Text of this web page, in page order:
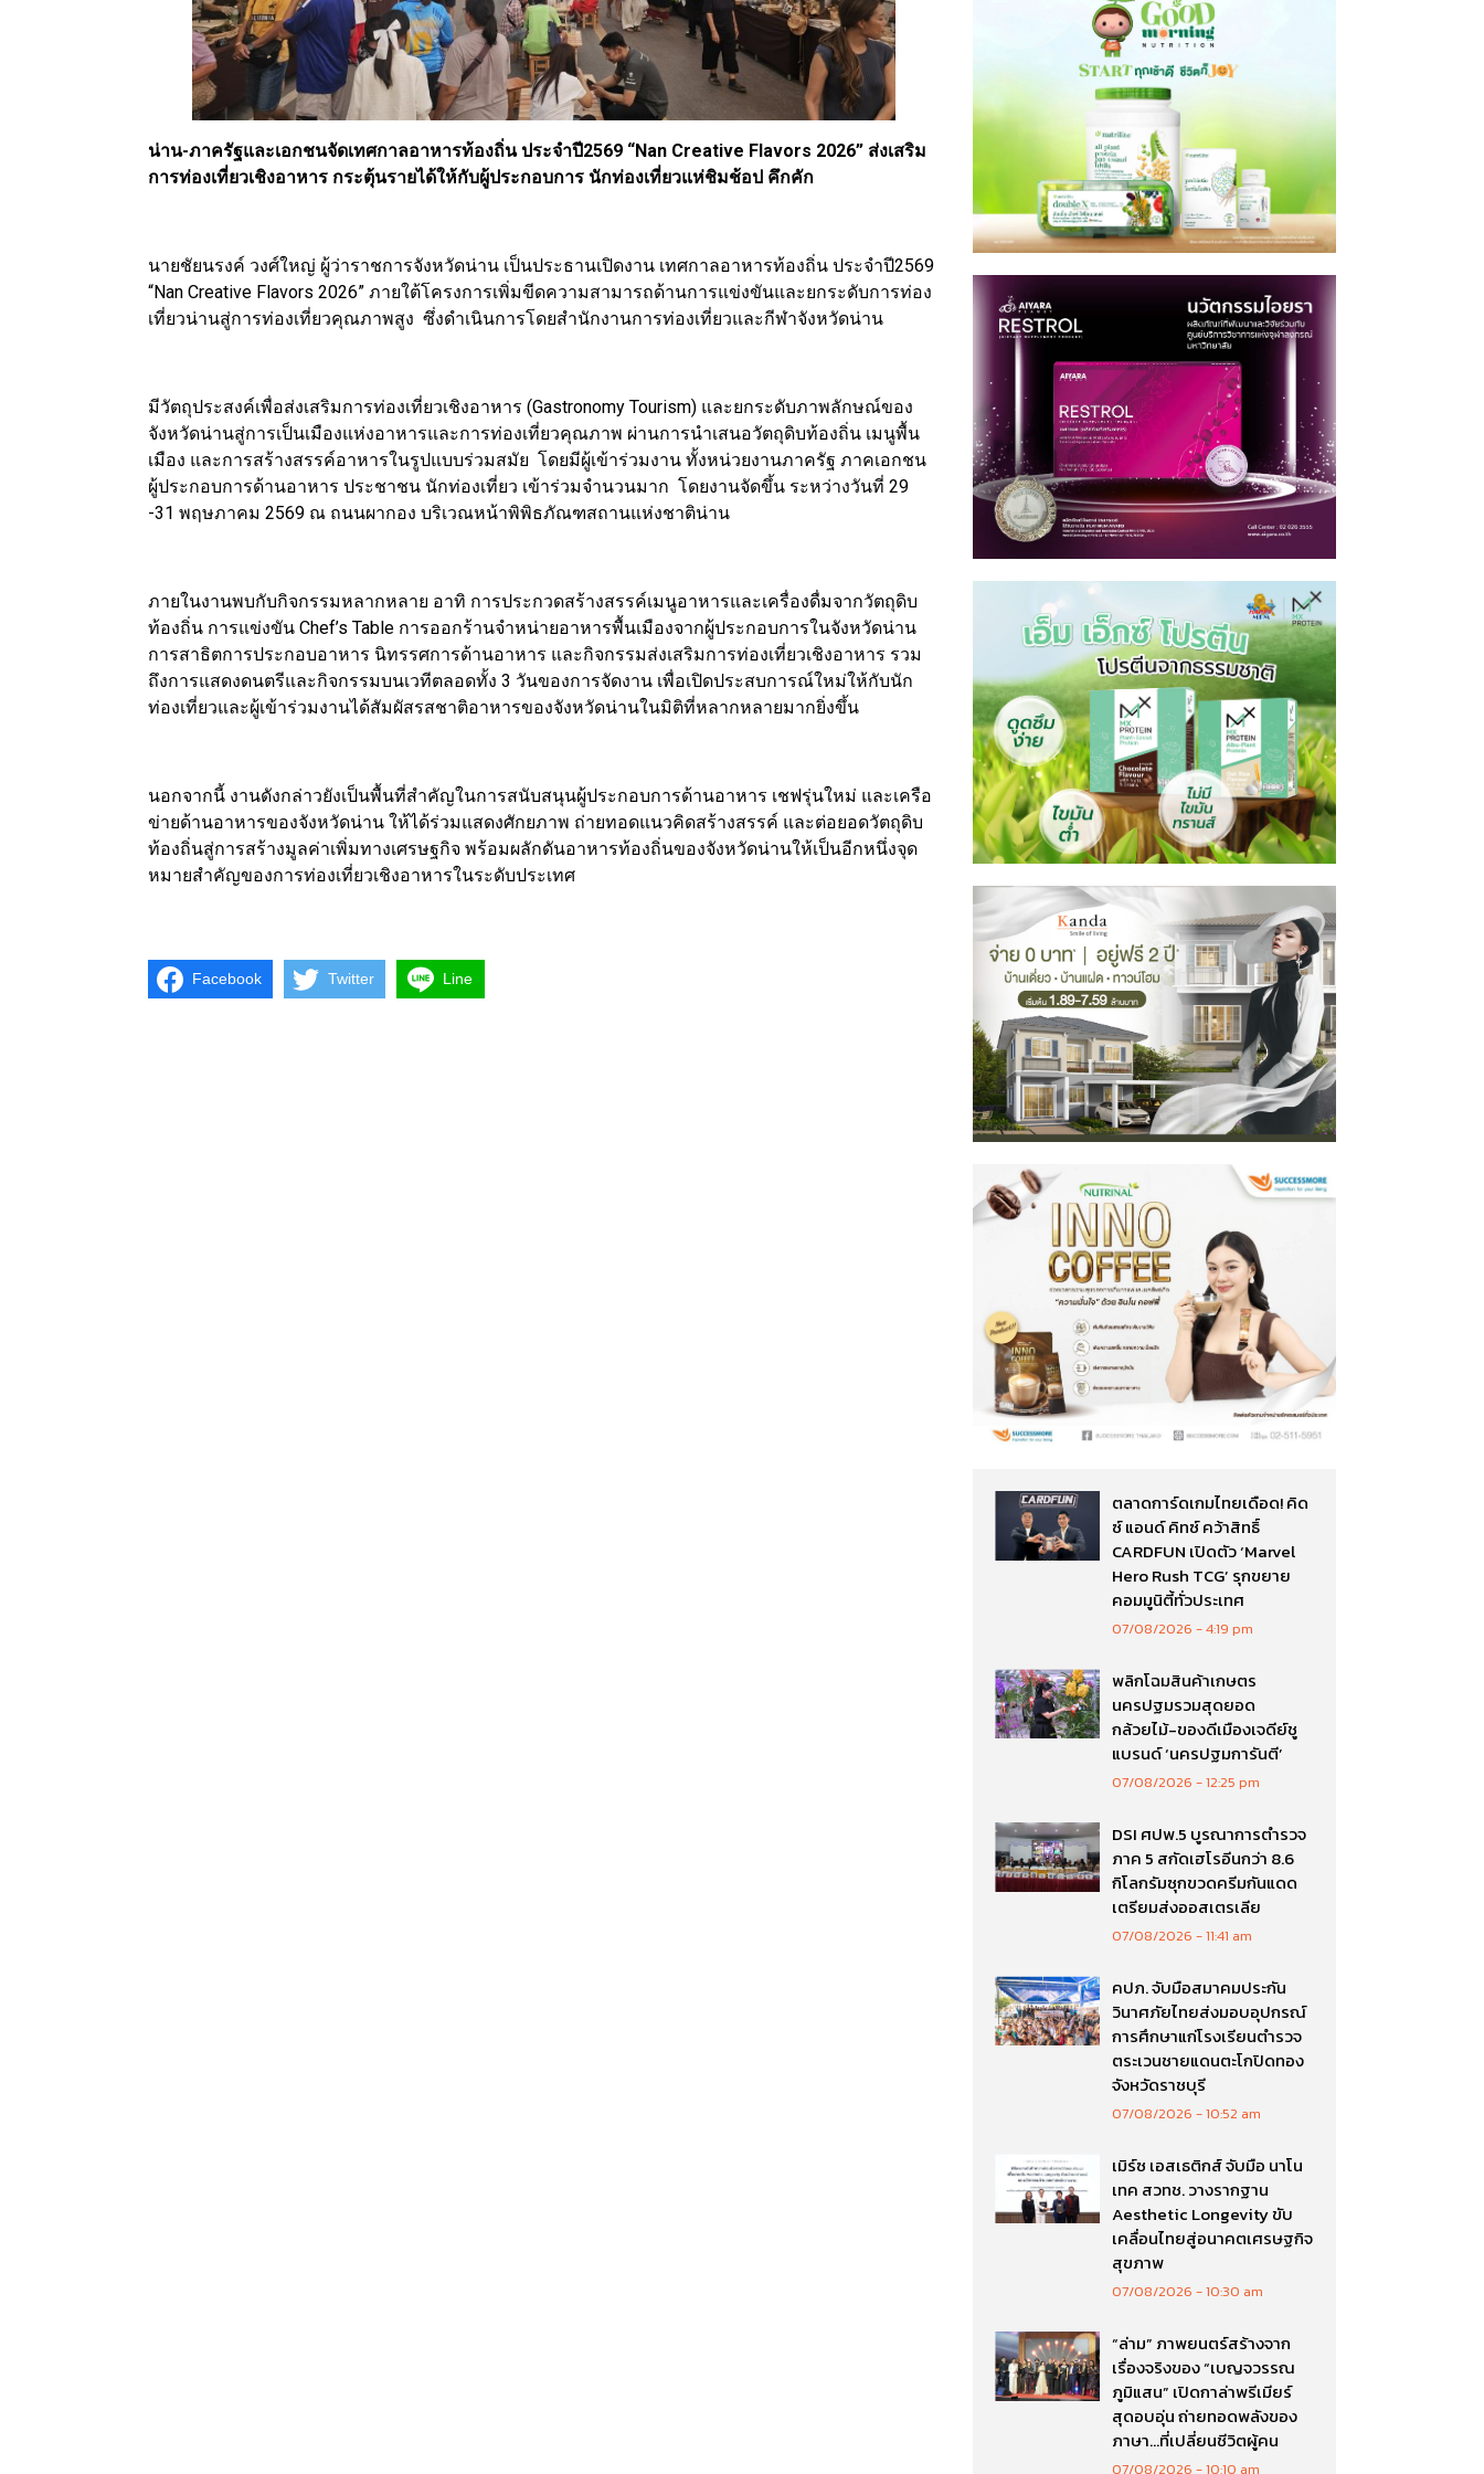
น่าน-ภาครัฐและเอกชนจัดเทศกาลอาหารท้องถิ่น ประจำปี2569 “Nan Creative Flavors 2026” ส่งเสริม
การท่องเที่ยวเชิงอาหาร กระตุ้นรายได้ให้กับผู้ประกอบการ นักท่องเที่ยวแห่ชิมช้อป คึกคัก
นายชัยนรงค์ วงศ์ใหญ่ ผู้ว่าราชการจังหวัดน่าน เป็นประธานเปิดงาน เทศกาลอาหารท้องถิ่น ประจำปี2569
“Nan Creative Flavors 2026” ภายใต้โครงการเพิ่มขีดความสามารถด้านการแข่งขันและยกระดับการท่อง
เที่ยวน่านสู่การท่องเที่ยวคุณภาพสูง ซึ่งดำเนินการโดยสำนักงานการท่องเที่ยวและกีฬาจังหวัดน่าน
มีวัตถุประสงค์เพื่อส่งเสริมการท่องเที่ยวเชิงอาหาร (Gastronomy Tourism) และยกระดับภาพลักษณ์ของ
จังหวัดน่านสู่การเป็นเมืองแห่งอาหารและการท่องเที่ยวคุณภาพ ผ่านการนำเสนอวัตถุดิบท้องถิ่น เมนูพื้น
เมือง และการสร้างสรรค์อาหารในรูปแบบร่วมสมัย โดยมีผู้เข้าร่วมงาน ทั้งหน่วยงานภาครัฐ ภาคเอกชน
ผู้ประกอบการด้านอาหาร ประชาชน นักท่องเที่ยว เข้าร่วมจำนวนมาก โดยงานจัดขึ้น ระหว่างวันที่ 29
-31 พฤษภาคม 2569 ณ ถนนผากอง บริเวณหน้าพิพิธภัณฑสถานแห่งชาติน่าน
ภายในงานพบกับกิจกรรมหลากหลาย อาทิ การประกวดสร้างสรรค์เมนูอาหารและเครื่องดื่มจากวัตถุดิบ
ท้องถิ่น การแข่งขัน Chef’s Table การออกร้านจำหน่ายอาหารพื้นเมืองจากผู้ประกอบการในจังหวัดน่าน
การสาธิตการประกอบอาหาร นิทรรศการด้านอาหาร และกิจกรรมส่งเสริมการท่องเที่ยวเชิงอาหาร รวม
ถึงการแสดงดนตรีและกิจกรรมบนเวทีตลอดทั้ง 3 วันของการจัดงาน เพื่อเปิดประสบการณ์ใหม่ให้กับนัก
ท่องเที่ยวและผู้เข้าร่วมงานได้สัมผัสรสชาติอาหารของจังหวัดน่านในมิติที่หลากหลายมากยิ่งขึ้น
นอกจากนี้ งานดังกล่าวยังเป็นพื้นที่สำคัญในการสนับสนุนผู้ประกอบการด้านอาหาร เชฟรุ่นใหม่ และเครือ
ข่ายด้านอาหารของจังหวัดน่าน ให้ได้ร่วมแสดงศักยภาพ ถ่ายทอดแนวคิดสร้างสรรค์ และต่อยอดวัตถุดิบ
ท้องถิ่นสู่การสร้างมูลค่าเพิ่มทางเศรษฐกิจ พร้อมผลักดันอาหารท้องถิ่นของจังหวัดน่านให้เป็นอีกหนึ่งจุด
หมายสำคัญของการท่องเที่ยวเชิงอาหารในระดับประเทศ
Facebook Twitter Line
ตลาดการ์ดเกมไทยเดือด! คิด
ซ์ แอนด์ คิทซ์ คว้าสิทธิ์
CARDFUN เปิดตัว ‘Marvel
Hero Rush TCG’ รุกขยาย
คอมมูนิตี้ทั่วประเทศ
07/08/2026 4:19 pm
พลิกโฉมสินค้าเกษตร
นครปฐมรวมสุดยอด
กล้วยไม้-ของดีเมืองเจดีย์ชู
แบรนด์ ‘นครปฐมการันตี’
07/08/2026 12:25 pm
DSI ศปพ.5 บูรณาการตำรวจ
ภาค 5 สกัดเฮโรอีนกว่า 8.6
กิโลกรัมซุกขวดครีมกันแดด
เตรียมส่งออสเตรเลีย
07/08/2026 11:41 am
คปภ. จับมือสมาคมประกัน
วินาศภัยไทยส่งมอบอุปกรณ์
การศึกษาแก่โรงเรียนตำรวจ
ตระเวนชายแดนตะโกปิดทอง
จังหวัดราชบุรี
07/08/2026 10:52 am
เมิร์ซ เอสเธติกส์ จับมือ นาโน
เทค สวทช. วางรากฐาน
Aesthetic Longevity ขับ
เคลื่อนไทยสู่อนาคตเศรษฐกิจ
สุขภาพ
07/08/2026 10:30 am
“ล่าม” ภาพยนตร์สร้างจาก
เรื่องจริงของ “เบญจวรรณ
ภูมิแสน” เปิดกาล่าพรีเมียร์
สุดอบอุ่น ถ่ายทอดพลังของ
ภาษา…ที่เปลี่ยนชีวิตผู้คน
07/08/2026 10:10 am